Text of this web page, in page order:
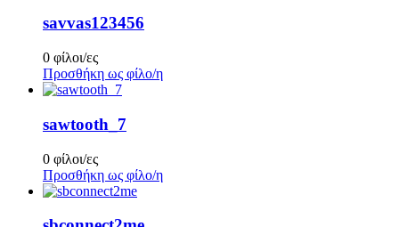
savvas123456
0 φίλοι/ες
Προσθήκη ως φίλο/η
sawtooth_7
0 φίλοι/ες
Προσθήκη ως φίλο/η